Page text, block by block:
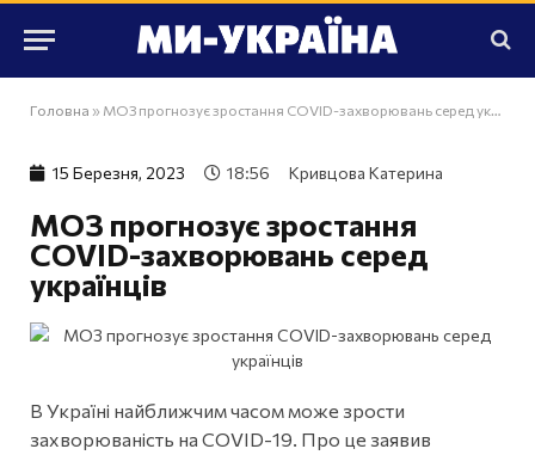
Головна » МОЗ прогнозує зростання COVID-захворювань серед українців
15 Березня, 2023 18:56 Кривцова Катерина
МОЗ прогнозує зростання
COVID-захворювань серед
українців
В Україні найближчим часом може зрости
захворюваність на COVID-19. Про це заявив